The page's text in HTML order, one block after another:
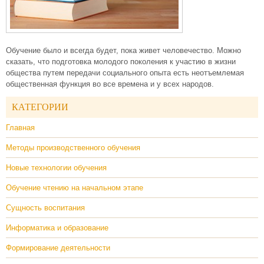
Обучение было и всегда будет, пока живет человечество. Можно
сказать, что подготовка молодого поколения к участию в жизни
общества путем передачи социального опыта есть неотъемлемая
общественная функция во все времена и у всех народов.
КАТЕГОРИИ
Главная
Методы производственного обучения
Новые технологии обучения
Обучение чтению на начальном этапе
Сущность воспитания
Информатика и образование
Формирование деятельности